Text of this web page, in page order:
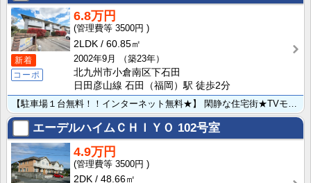
新着
コーポ
6.8万円
3500円
2LDK
60.85㎡
2002年9月
（築23年）
北九州市小倉南区下石田
日田彦山線 石田（福岡）駅 徒歩2分
エーデルハイムＣＨＩＹＯ 102号室
4.9万円
3500円
2DK
48.66㎡